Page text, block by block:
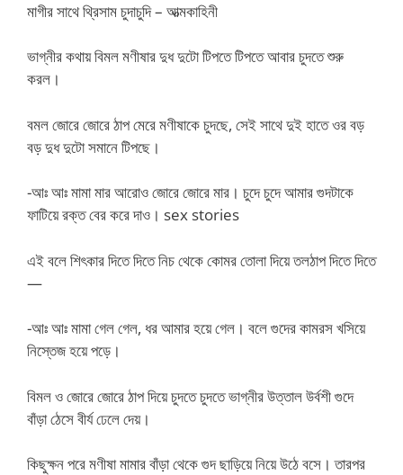
মাগীর সাথে থ্রিসাম চুদাচুদি – আত্মকাহিনী
ভাগ্নীর কথায় বিমল মণীষার দুধ দুটো টিপতে টিপতে আবার চুদতে শুরু
করল।
বমল জোরে জোরে ঠাপ মেরে মণীষাকে চুদছে, সেই সাথে দুই হাতে ওর বড়
বড় দুধ দুটো সমানে টিপছে।
-আঃ আঃ মামা মার আরোও জোরে জোরে মার। চুদে চুদে আমার গুদটাকে
ফাটিয়ে রক্ত বের করে দাও। sex stories
এই বলে শিৎকার দিতে দিতে নিচ থেকে কোমর তোলা দিয়ে তলঠাপ দিতে দিতে
—
-আঃ আঃ মামা গেল গেল, ধর আমার হয়ে গেল। বলে গুদের কামরস খসিয়ে
নিস্তেজ হয়ে পড়ে।
বিমল ও জোরে জোরে ঠাপ দিয়ে চুদতে চুদতে ভাগ্নীর উত্তাল উর্বশী গুদে
বাঁড়া ঠেসে বীর্য ঢেলে দেয়।
কিছুক্ষন পরে মণীষা মামার বাঁড়া থেকে গুদ ছাড়িয়ে নিয়ে উঠে বসে। তারপর